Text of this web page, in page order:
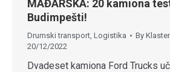
MAĐARSKA: 20 kamiona
Budimpešti!
Drumski transport Logistika By
20/12/2022
Dvadeset kamiona Ford Trucks